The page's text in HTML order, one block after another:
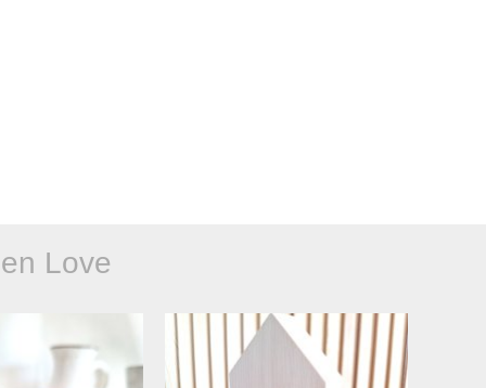
Love